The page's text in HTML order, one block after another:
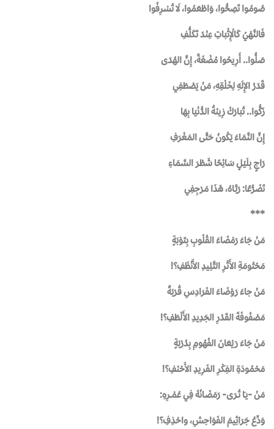
صُومُوا تَصِحُّوا، وَاطْعَمُوا، لَا تُسْرِفُوا
فَالنَّهْيُ كَالْإِثْبَاتِ عِنْدَ تَكَلُّفِ
صَلُّوا.. أَرِيحُوا مُضْغَةً، إِنَّ الهُدَى
قَدَرُ الإِلَهِ لِخَلْقِهِ، مَنْ يَصْطَفِي
زَكُّوا.. تُبَارَكُ زِينَةُ الدُّنْيَا بِهَا
إِنَّ النَّمَاءَ يَكُونُ حَتَّى المَغْرَفِ
رَاجٍ بِلَيْلٍ سَائِحًا شَطْرَ السَّمَاءِ
تَضَرُّعًا: رَبَّـاهُ، هَذَا مَرْجِفِي
***
مَنْ جَاءَ رَمْضَاءَ القُلُوبِ بِتَوْبَةٍ
مَحْتُومَةِ الأَثَرِ التَّلِيدِ الأَنْظَفِ؟!
مَنْ جاءَ رَوْضَاءَ الفَرَادِسِ قُرْبَةً
مَصْفُوفَةَ القَدْرِ الجَدِيدِ الأَلْطَفِ؟!
مَنْ جَاءَ رَيْعَانَ الفُهُومِ بِدُرْبَةٍ
مَحْمُودَةِ الفِكْرِ الفَرِيدِ الأَحْنَفِ؟!
مَنْ -يـَا تُـرَى- رَمَضَـانُهُ فِي عُمْــرِهِ:
وَدِّعْ جَرَاثِيمَ الفَوَاحِشِ، واحْذِفِ؟!